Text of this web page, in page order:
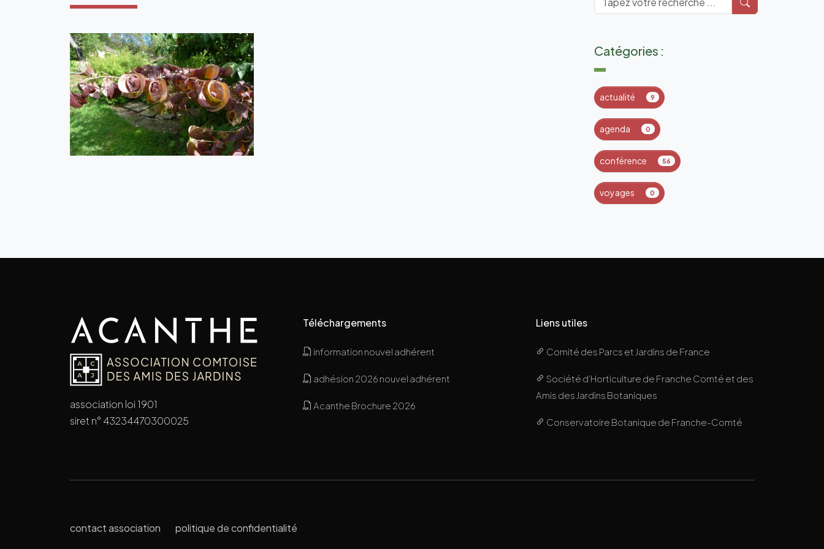
Catégories :
actualité 9
agenda 0
conférence 56
voyages 0
association loi 1901
siret n° 43234470300025
Téléchargements
information nouvel adhérent
adhésion 2026 nouvel adhérent
Acanthe Brochure 2026
Liens utiles
Comité des Parcs et Jardins de France
Société d’Horticulture de Franche Comté et des
Amis des Jardins Botaniques
Conservatoire Botanique de Franche-Comté
contact association politique de confidentialité